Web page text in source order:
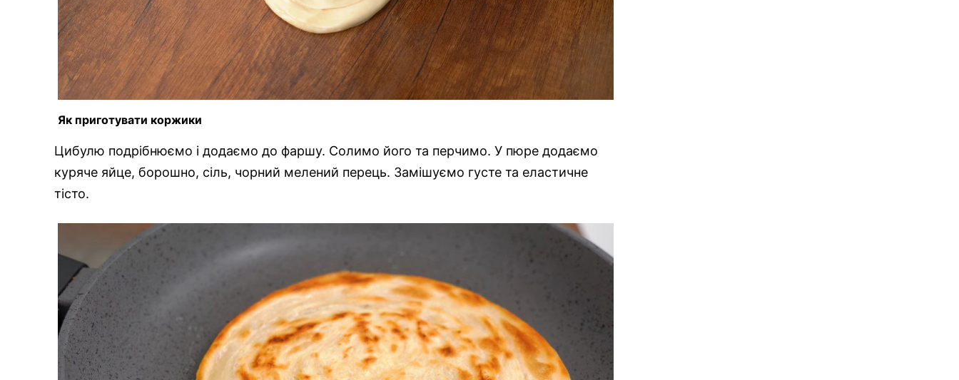
Як приготувати коржики
Цибулю подрібнюємо і додаємо до фаршу. Солимо його та перчимо. У пюре додаємо
куряче яйце, борошно, сіль, чорний мелений перець. Замішуємо густе та еластичне
тісто.